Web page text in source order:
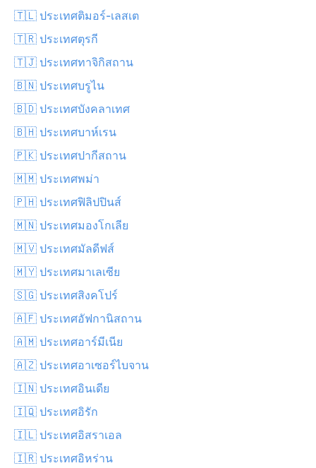
🇹🇱 ประเทศติมอร์-เลสเต
🇹🇷 ประเทศตุรกี
🇹🇯 ประเทศทาจิกิสถาน
🇧🇳 ประเทศบรูไน
🇧🇩 ประเทศบังคลาเทศ
🇧🇭 ประเทศบาห์เรน
🇵🇰 ประเทศปากีสถาน
🇲🇲 ประเทศพม่า
🇵🇭 ประเทศฟิลิปปินส์
🇲🇳 ประเทศมองโกเลีย
🇲🇻 ประเทศมัลดีฟส์
🇲🇾 ประเทศมาเลเซีย
🇸🇬 ประเทศสิงคโปร์
🇦🇫 ประเทศอัฟกานิสถาน
🇦🇲 ประเทศอาร์มีเนีย
🇦🇿 ประเทศอาเซอร์ไบจาน
🇮🇳 ประเทศอินเดีย
🇮🇶 ประเทศอิรัก
🇮🇱 ประเทศอิสราเอล
🇮🇷 ประเทศอิหร่าน